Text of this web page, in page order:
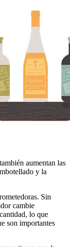
aumentan las
y la
Sin
cambie
lo que
son importantes